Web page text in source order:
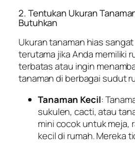
2. Tentukan Ukuran
Butuhkan
Ukuran tanaman hias
terutama jika Anda memiliki
terbatas atau ingin
tanaman di berbagai sudut
Tanaman Kecil:
sukulen, cacti, atau
mini cocok untuk meja,
kecil di rumah. Mereka